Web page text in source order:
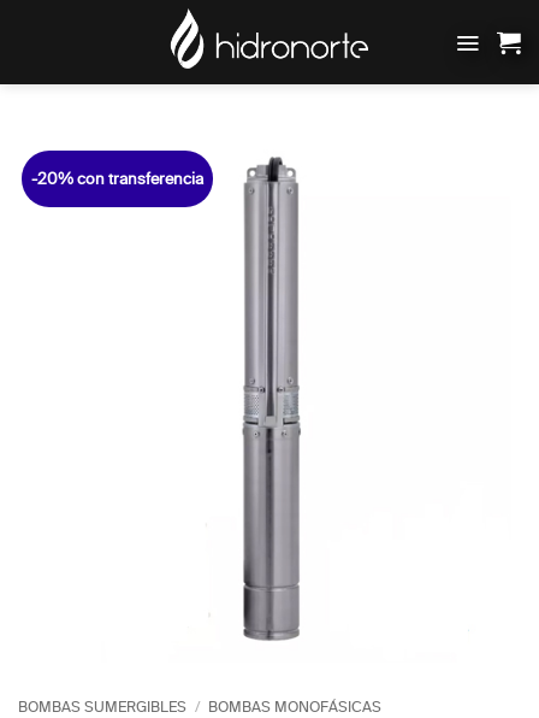
-20% con transferencia
BOMBAS SUMERGIBLES / BOMBAS MONOFÁSICAS